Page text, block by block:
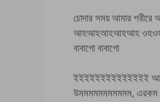
চোদার সময় আমার শরীরে
আহআহআহআহআহ
বাবাগো বাবাগো
উমমমমমমমমমমম, এরকম